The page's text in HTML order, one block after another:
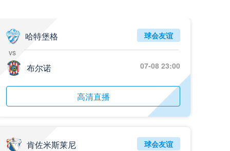
哈特堡格
vs
布尔诺
球会友谊
07-08 23:00
高清直播
肯佐米斯莱尼 球会友谊